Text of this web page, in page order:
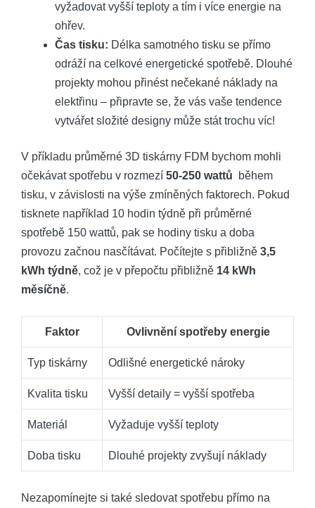
vyžadovat vyšší⁢ teploty a tím i více energie na
ohřev.
Čas tisku: Délka samotného tisku se přímo
odráží ⁢na celkové energetické spotřebě. Dlouhé
projekty‍ mohou přinést nečekané náklady⁤ na
elektřinu – připravte se, že vás vaše tendence
vytvářet složité designy může stát⁢ trochu víc!
V příkladu průměrné 3D tiskárny FDM bychom mohli
očekávat ⁢spotřebu v rozmezí 50-250 wattů ‌ během
tisku, v závislosti na výše zmíněných faktorech. Pokud
tisknete například 10 hodin týdně při průměrné
spotřebě 150 wattů, ⁣pak se hodiny tisku ​a doba
provozu začnou nasčítávat. Počítejte s přibližně 3,5
kWh týdně, což je v přepočtu přibližně 14 kWh
měsíčně.
Faktor Ovlivnění spotřeby energie
Typ​ tiskárny Odlišné‌ energetické nároky
Kvalita tisku Vyšší detaily ⁤= vyšší spotřeba
Materiál Vyžaduje vyšší ⁢teploty
Doba tisku Dlouhé⁢ projekty zvyšují náklady
Nezapomínejte si také sledovat spotřebu přímo na